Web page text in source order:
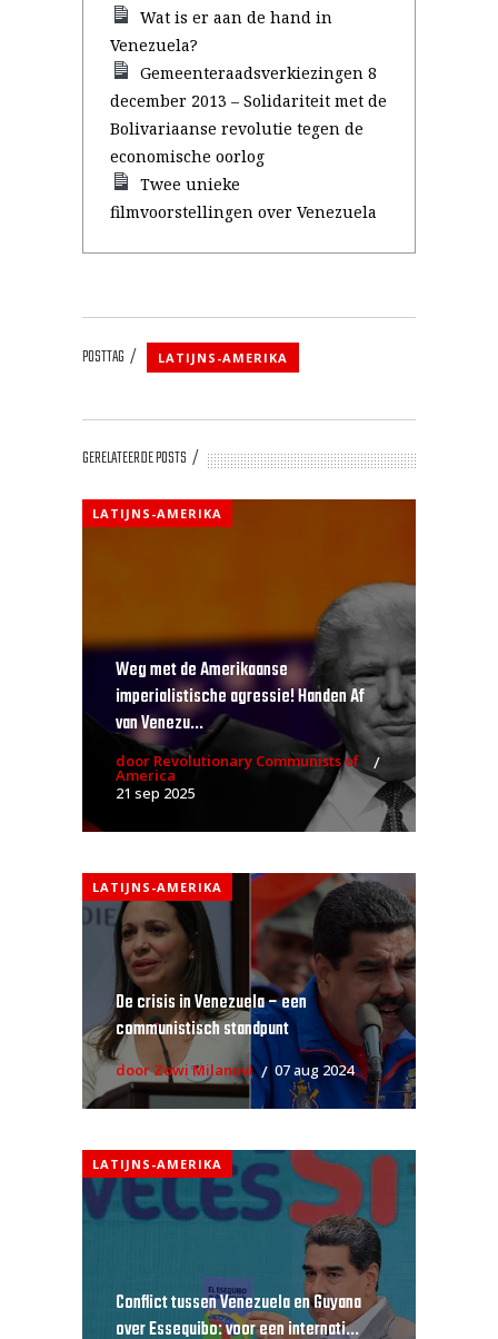
Wat is er aan de hand in
Venezuela?
Gemeenteraadsverkiezingen 8
december 2013 – Solidariteit met de
Bolivariaanse revolutie tegen de
economische oorlog
Twee unieke
filmvoorstellingen over Venezuela
POSTTAG LATIJNS-AMERIKA
GERELATEERDE POSTS
LATIJNS-AMERIKA
Weg met de Amerikaanse
imperialistische agressie! Handen Af
van Venezu...
door Revolutionary Communists of
America
21 sep 2025
LATIJNS-AMERIKA
De crisis in Venezuela – een
communistisch standpunt
door Zowi Milanovi 07 aug 2024
LATIJNS-AMERIKA
Conflict tussen Venezuela en Guyana
over Essequibo: voor een internati...